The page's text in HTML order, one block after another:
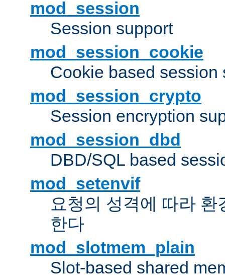
mod_session
Session support
mod_session_cookie
Cookie based session
mod_session_crypto
Session encryption
mod_session_dbd
DBD/SQL based
mod_setenvif
요청의 성격에 따라
한다
mod_slotmem_plain
Slot-based shared